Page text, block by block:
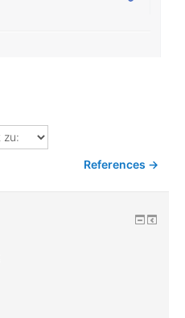
References →